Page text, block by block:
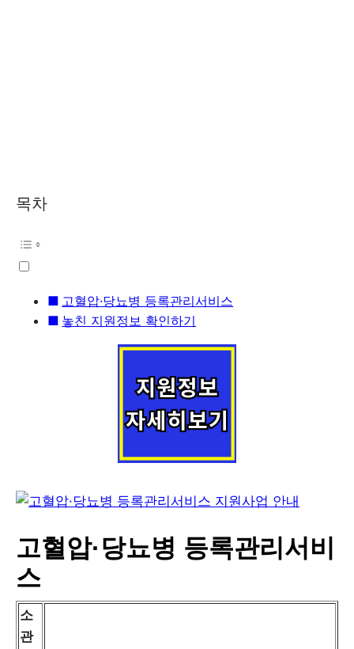
목차
고혈압·당뇨병 등록관리서비스
놓친 지원정보 확인하기
고혈압·당뇨병 등록관리서비
스
소
관